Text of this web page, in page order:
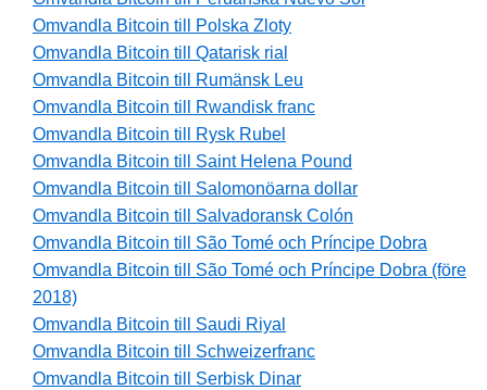
Omvandla Bitcoin till Polska Zloty
Omvandla Bitcoin till Qatarisk rial
Omvandla Bitcoin till Rumänsk Leu
Omvandla Bitcoin till Rwandisk franc
Omvandla Bitcoin till Rysk Rubel
Omvandla Bitcoin till Saint Helena Pound
Omvandla Bitcoin till Salomonöarna dollar
Omvandla Bitcoin till Salvadoransk Colón
Omvandla Bitcoin till São Tomé och Príncipe Dobra
Omvandla Bitcoin till São Tomé och Príncipe Dobra (före
2018)
Omvandla Bitcoin till Saudi Riyal
Omvandla Bitcoin till Schweizerfranc
Omvandla Bitcoin till Serbisk Dinar